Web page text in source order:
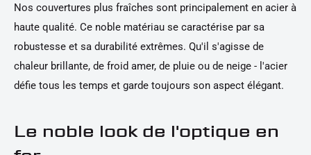
Nos couvertures plus fraîches sont principalement en acier à
haute qualité. Ce noble matériau se caractérise par sa
robustesse et sa durabilité extrêmes. Qu'il s'agisse de
chaleur brillante, de froid amer, de pluie ou de neige - l'acier
défie tous les temps et garde toujours son aspect élégant.
Le noble look de l'optique en